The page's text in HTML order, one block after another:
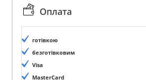
Оплата
готівкою
безготівковим
Visa
MasterCard